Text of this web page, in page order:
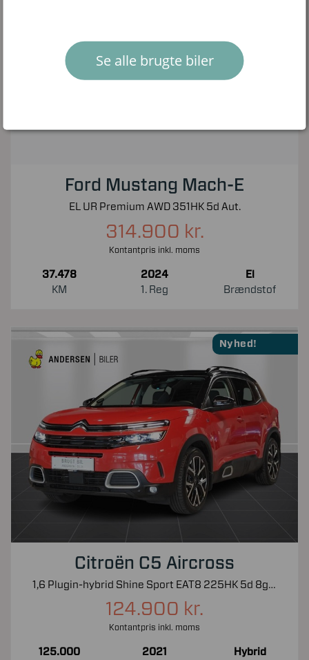
Ford Mustang Mach-E
EL UR Premium AWD 351HK 5d Aut.
314.900 kr.
Kontantpris inkl. moms
37.478
KM
2024
1. Reg
El
Brændstof
Nyhed!
Citroën C5 Aircross
1,6 Plugin-hybrid Shine Sport EAT8 225HK 5d 8g Aut.
124.900 kr.
Kontantpris inkl. moms
125.000
2021
Hybrid
Se alle brugte biler